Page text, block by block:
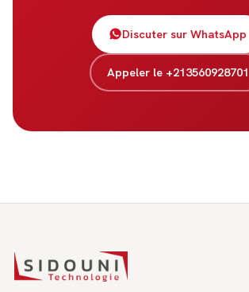
Discuter sur WhatsApp
Appeler le +213560928701